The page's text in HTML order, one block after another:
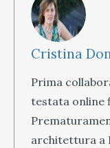
Cristina
Prima
testata online
architettura a